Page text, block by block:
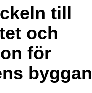
till
och
för